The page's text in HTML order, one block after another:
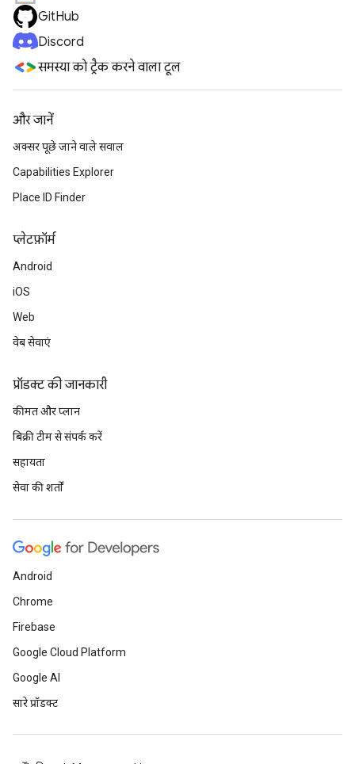
GitHub
Discord
समस्या को ट्रैक करने वाला टूल
और जानें
अक्सर पूछे जाने वाले सवाल
Capabilities Explorer
Place ID Finder
प्‍लेटफ़ॉर्म
Android
iOS
Web
वेब सेवाएं
प्रॉडक्ट की जानकारी
कीमत और प्लान
बिक्री टीम से संपर्क करें
सहायता
सेवा की शर्तों
Android
Chrome
Firebase
Google Cloud Platform
Google AI
सारे प्रॉडक्ट